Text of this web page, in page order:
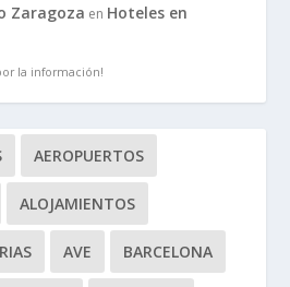
Zaragoza en Hoteles en
la información!
AEROPUERTOS
ALOJAMIENTOS
AVE BARCELONA